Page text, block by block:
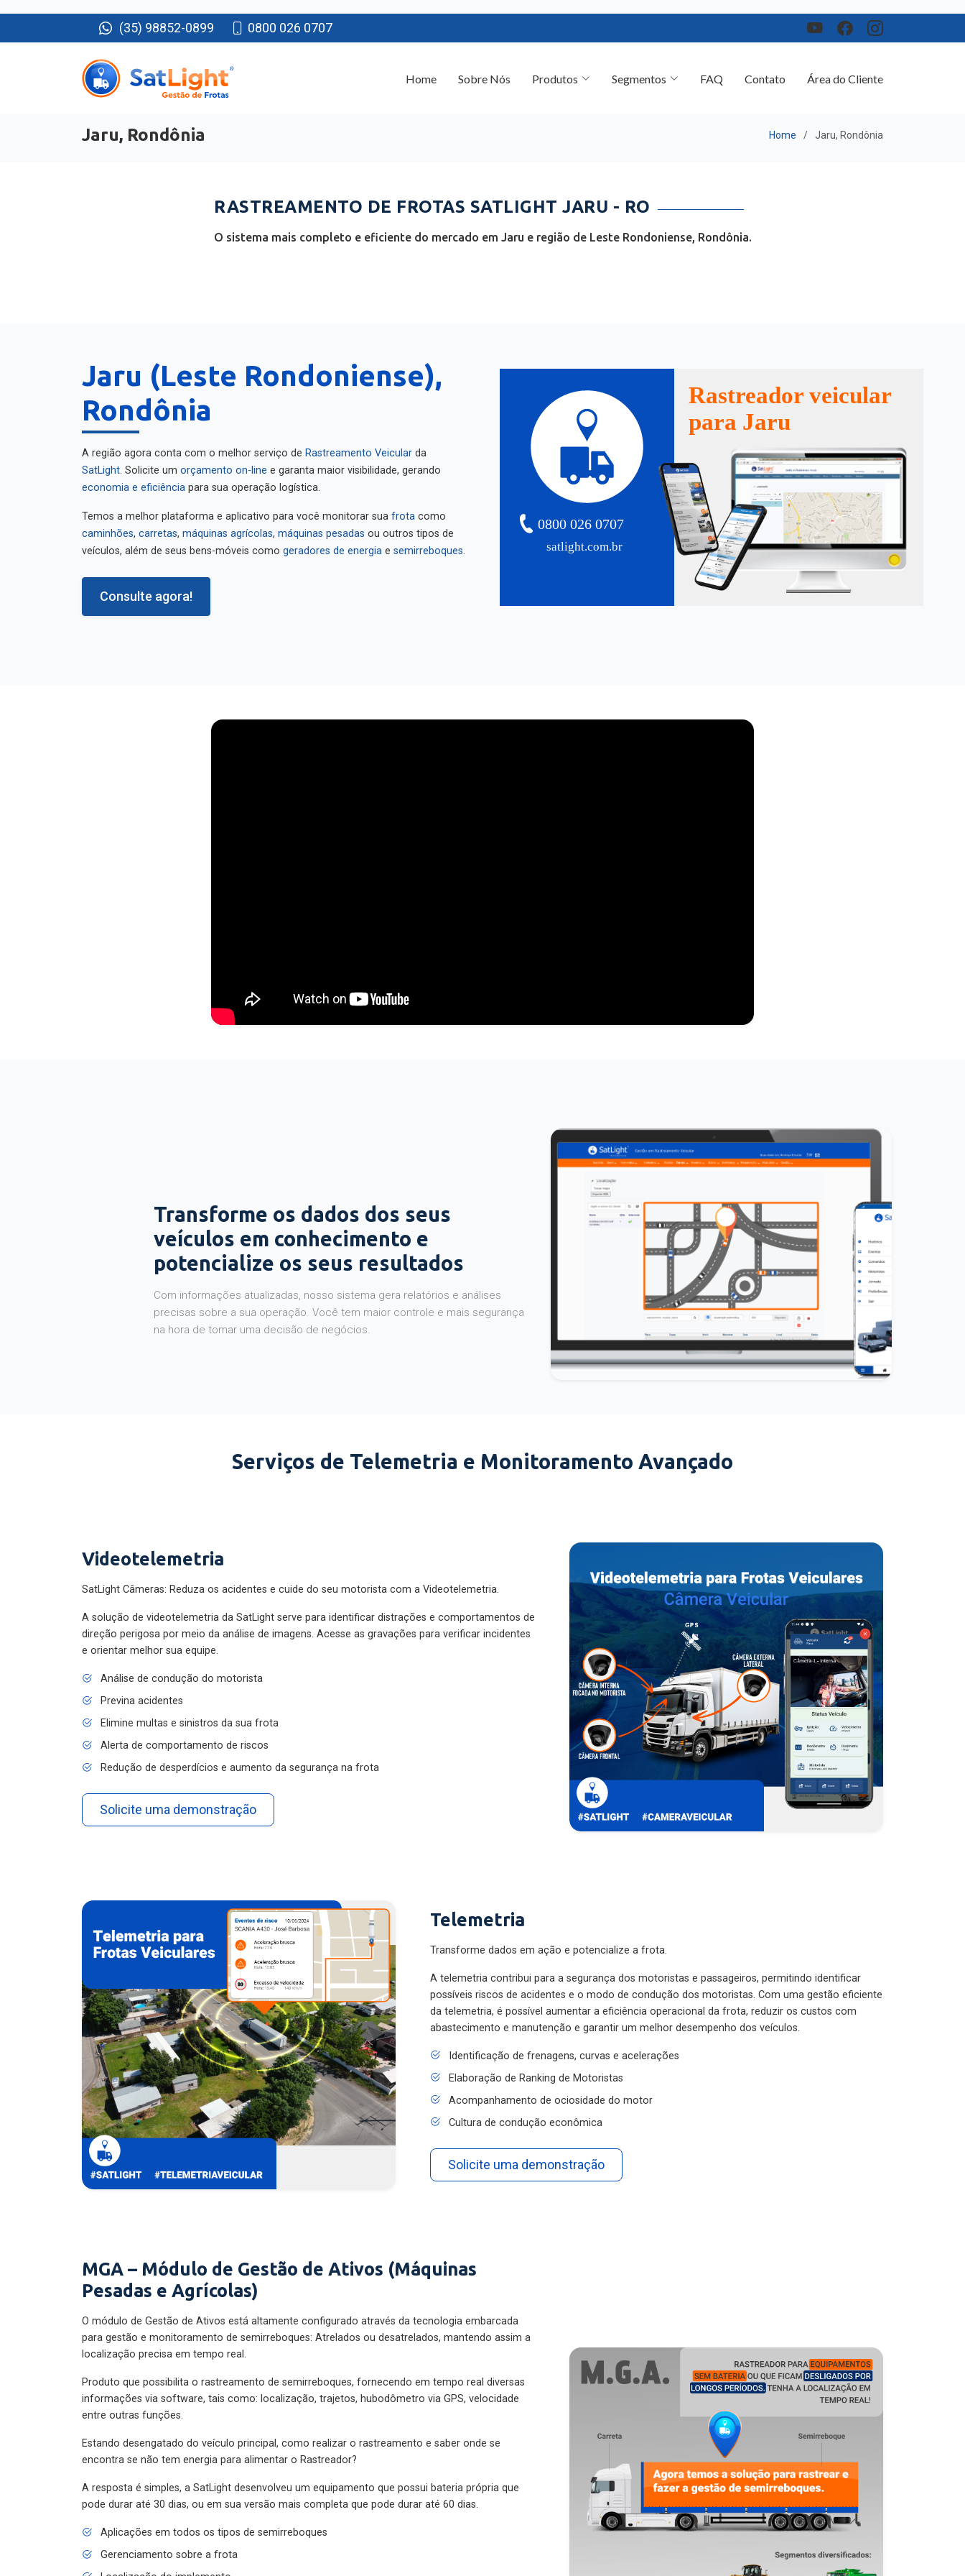
(35) 98852-0899 0800 026 0707
Jaru, Rondônia
RASTREAMENTO DE FROTAS SATLIGHT JARU - RO
O sistema mais completo e eficiente do mercado em Jaru e região de Leste Rondoniense, Rondônia.
Jaru (Leste Rondoniense),
Rondônia
A região agora conta com o melhor serviço de Rastreamento Veicular
da
SatLight
. Solicite um orçamento on-line
e garanta maior visibilidade, gerando
economia e eficiência
para sua operação logística.
Temos a melhor plataforma e aplicativo para você monitorar sua frota
caminhões
máquinas agrícolas máquinas pesadas
ou outros tipos de
veículos, além de seus bens-móveis como
geradores de energia semirreboques
Consulte agora!
satlight.com.br
0800 026 0707
Rastreador veicular
para Jaru
Transforme os dados dos seus
veículos em conhecimento e
potencialize os seus resultados
Com informações atualizadas, nosso sistema gera relatórios e análises
precisas sobre a sua operação. Você tem maior controle e mais segurança
na hora de tomar uma decisão de negócios.
Serviços de Telemetria e Monitoramento Avançado
Videotelemetria
SatLight Câmeras: Reduza os acidentes e cuide do seu motorista com a Videotelemetria.
A solução de videotelemetria da SatLight serve para identificar distrações e comportamentos de
direção perigosa por meio da análise de imagens. Acesse as gravações para verificar incidentes
e orientar melhor sua equipe.
Análise de condução do motorista
Previna acidentes
Elimine multas e sinistros da sua frota
Alerta de comportamento de riscos
Redução de desperdícios e aumento da segurança na frota
Solicite uma demonstração
Telemetria
Transforme dados em ação e potencialize a frota.
A telemetria contribui para a segurança dos motoristas e passageiros, permitindo identificar
possíveis riscos de acidentes e o modo de condução dos motoristas. Com uma gestão eficiente
da telemetria, é possível aumentar a eficiência operacional da frota, reduzir os custos com
abastecimento e manutenção e garantir um melhor desempenho dos veículos.
Identificação de frenagens, curvas e acelerações
Elaboração de Ranking de Motoristas
Acompanhamento de ociosidade do motor
Cultura de condução econômica
Solicite uma demonstração
MGA – Módulo de Gestão de Ativos (Máquinas
Pesadas e Agrícolas)
O módulo de Gestão de Ativos está altamente configurado através da tecnologia embarcada
para gestão e monitoramento de semirreboques: Atrelados ou desatrelados, mantendo assim a
localização precisa em tempo real.
Produto que possibilita o rastreamento de semirreboques, fornecendo em tempo real diversas
informações via software, tais como: localização, trajetos, hubodômetro via GPS, velocidade
entre outras funções.
Estando desengatado do veículo principal, como realizar o rastreamento e saber onde se
encontra se não tem energia para alimentar o Rastreador?
A resposta é simples, a SatLight desenvolveu um equipamento que possui bateria própria que
pode durar até 30 dias, ou em sua versão mais completa que pode durar até 60 dias.
Aplicações em todos os tipos de semirreboques
Gerenciamento sobre a frota
Localização do implemento